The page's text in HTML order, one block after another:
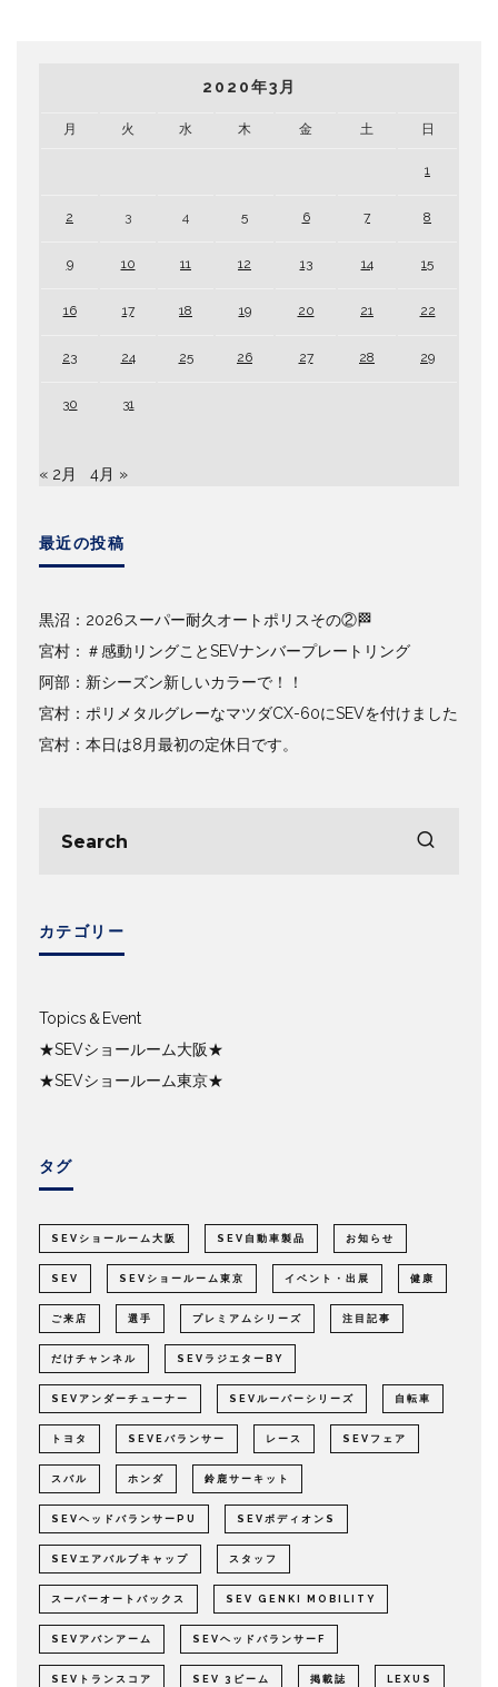
2020年3月
月 火 水 木 金 土 日
1
2 3 4 5 6 7 8
9 10 11 12 13 14 15
16 17 18 19 20 21 22
23 24 25 26 27 28 29
30 31
« 2月 4月 »
最近の投稿
黒沼：2026スーパー耐久オートポリスその②🏁
宮村：＃感動リングことSEVナンバープレートリング
阿部：新シーズン新しいカラーで！！
宮村：ポリメタルグレーなマツダCX-60にSEVを付けました
宮村：本日は8月最初の定休日です。
カテゴリー
Topics＆Event
★SEVショールーム大阪★
★SEVショールーム東京★
タグ
SEVショールーム大阪 SEV自動車製品 お知らせ
SEV SEVショールーム東京 イベント・出展 健康
ご来店 選手 プレミアムシリーズ 注目記事
だけチャンネル SEVラジエターBY
SEVアンダーチューナー SEVルーパーシリーズ 自転車
トヨタ SEVEバランサー レース SEVフェア
スバル ホンダ 鈴鹿サーキット
SEVヘッドバランサーPU SEVボディオンS
SEVエアバルブキャップ スタッフ
スーパーオートバックス SEV GENKI MOBILITY
SEVアバンアーム SEVヘッドバランサーF
SEVトランスコア SEV 3ビーム 掲載誌 LEXUS